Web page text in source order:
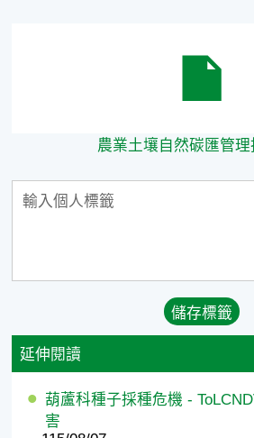
農業土壤自然碳匯管
延伸閱讀
葫蘆科種子採種危機 -
害